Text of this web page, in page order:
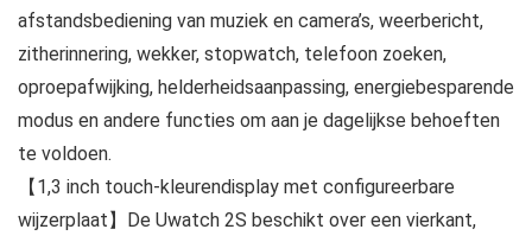
afstandsbediening van muziek en camera’s, weerbericht,
zitherinnering, wekker, stopwatch, telefoon zoeken,
oproepafwijking, helderheidsaanpassing, energiebesparende
modus en andere functies om aan je dagelijkse behoeften
te voldoen.
【1,3 inch touch-kleurendisplay met configureerbare
wijzerplaat】De Uwatch 2S beschikt over een vierkant,